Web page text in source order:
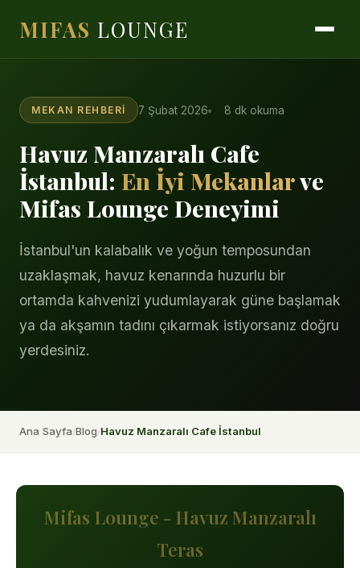
MIFAS LOUNGE
MEKAN REHBERI 7 Şubat 2026 8 dk okuma
Havuz Manzaralı Cafe
İstanbul: En İyi Mekanlarve
Mifas Lounge Deneyimi
İstanbul'un kalabalık ve yoğun temposundan
uzaklaşmak, havuz kenarında huzurlu bir
ortamda kahvenizi yudumlayarak güne başlamak
ya da akşamın tadını çıkarmak istiyorsanız doğru
yerdesiniz.
Ana Sayfa/Blog/Havuz Manzaralı Cafe İstanbul